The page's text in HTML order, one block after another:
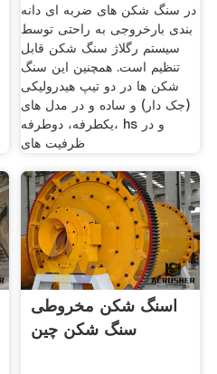
در سنگ شکن های ضربه ای دانه
بندی بارخروجی به راحتی توسط
سیستم رگلاژ سنگ شکن قابل
تنظیم است. همچنین این سنگ
شکن ها در دو تیپ هیدرولیکی
(جک دار) و ساده و در مدل های
یکطرفه، دوطرفه، hs و در
ظرفیت های
اسنگ شکن مخروطی
سنگ شکن چین